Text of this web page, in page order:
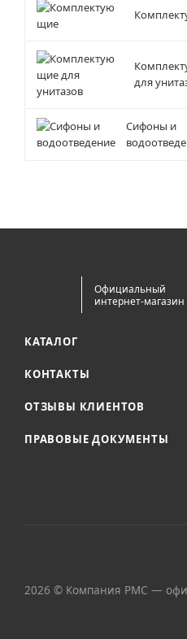
для
Сифоны и
Официальный
интернет-магазин
КАТАЛОГ
КОНТАКТЫ
ОТЗЫВЫ КЛИЕНТОВ
ПРАВОВЫЕ ДОКУМЕНТЫ
2026 © Компания РМС —